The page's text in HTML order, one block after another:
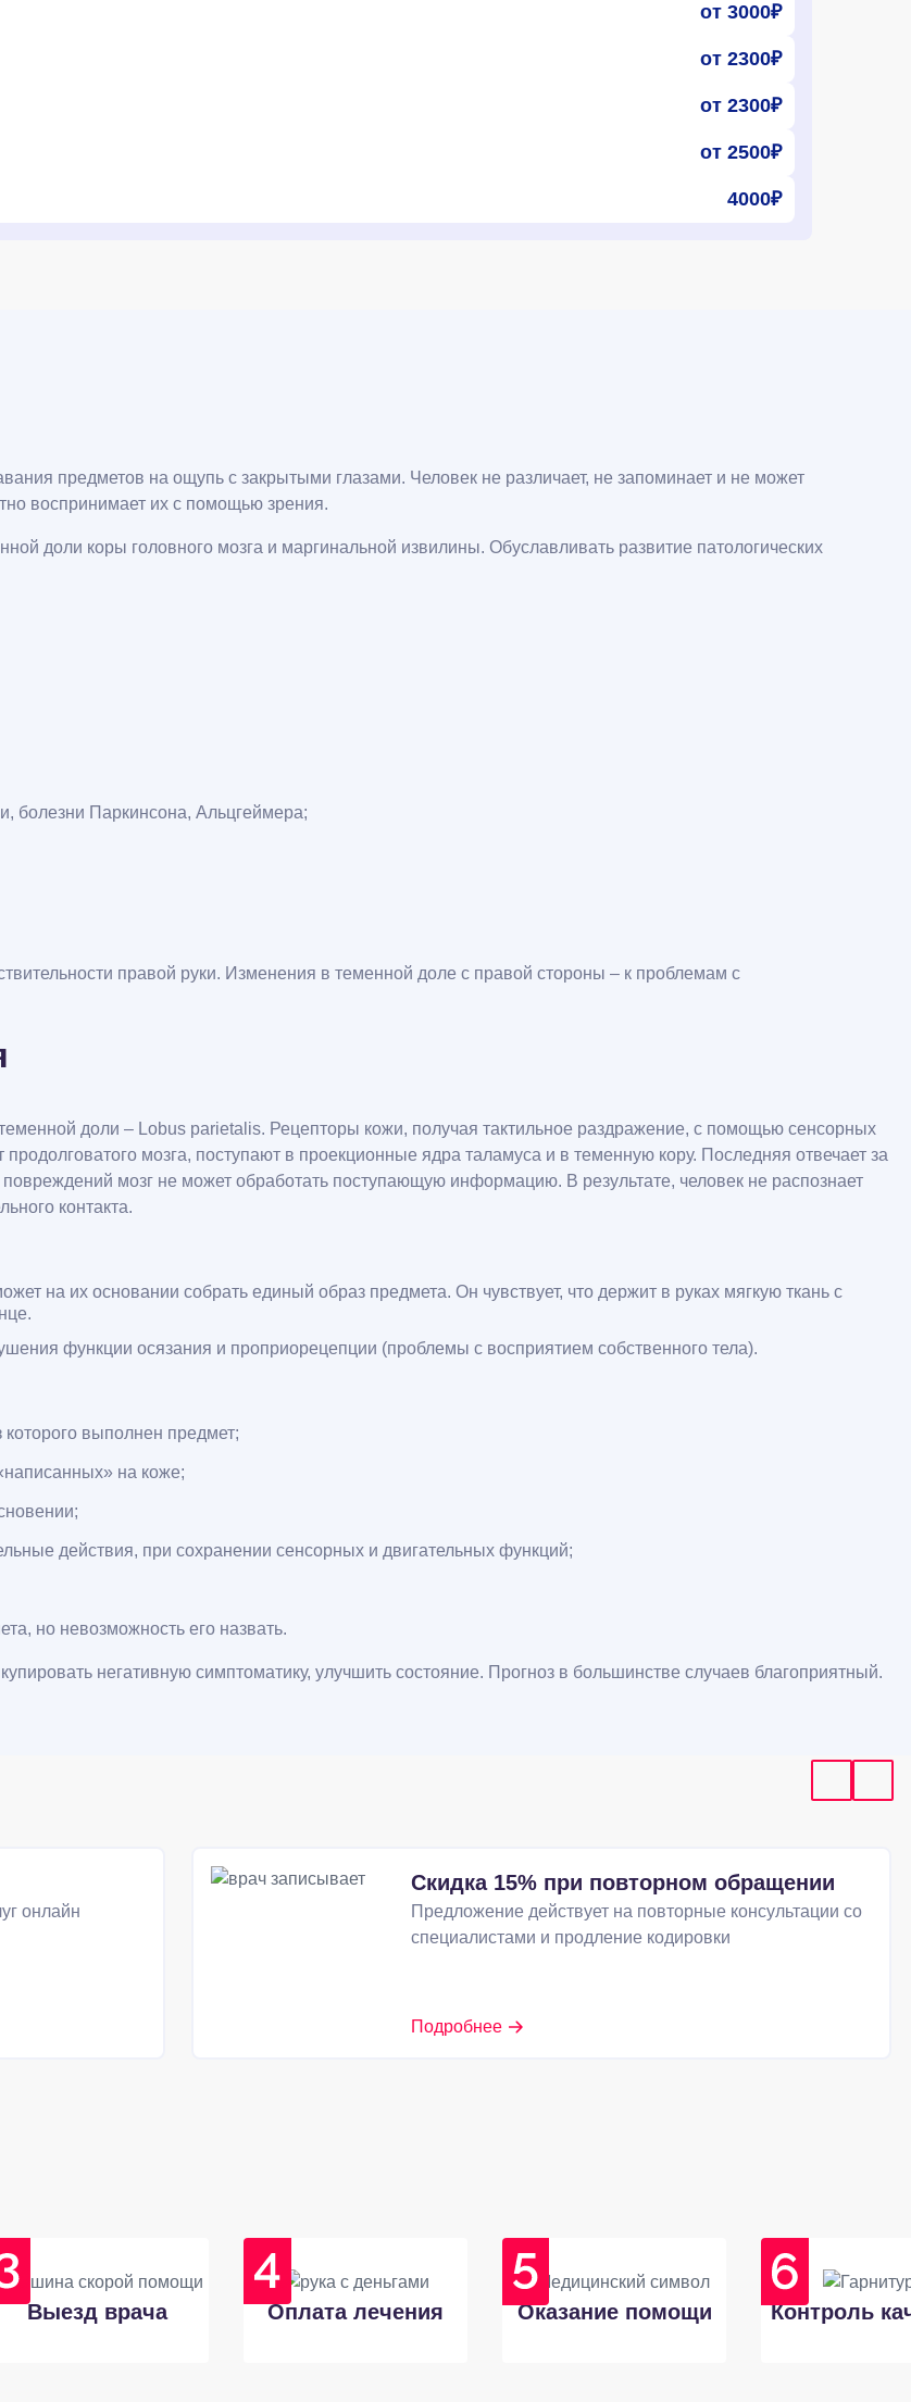
от 3000₽
от 2300₽
от 2300₽
от 2500₽
4000₽
предметов на ощупь с закрытыми глазами. Человек не различает, не запоминает и не может
воспринимает их с помощью зрения.
доли коры головного мозга и маргинальной извилины. Обуславливать развитие патологических
болезни Паркинсона, Альцгеймера;
правой руки. Изменения в теменной доле с правой стороны – к проблемам с
доли – Lobus parietalis. Рецепторы кожи, получая тактильное раздражение, с помощью сенсорных
мозга, поступают в проекционные ядра таламуса и в теменную кору. Последняя отвечает за
мозг не может обработать поступающую информацию. В результате, человек не распознает
контакта.
на их основании собрать единый образ предмета. Он чувствует, что держит в руках мягкую ткань с
функции осязания и проприорецепции (проблемы с восприятием собственного тела).
которого выполнен предмет;
на коже;
действия, при сохранении сенсорных и двигательных функций;
но невозможность его назвать.
негативную симптоматику, улучшить состояние. Прогноз в большинстве случаев благоприятный.
онлайн
Скидка 15% при повторном обращении
Предложение действует на повторные консультации со
специалистами и продление кодировки
Подробнее
Выезд врача Оплата лечения Оказание помощи Контроль